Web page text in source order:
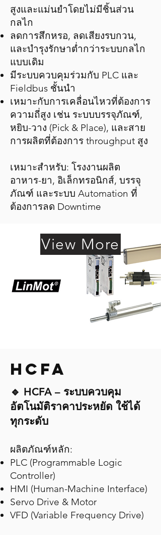
สูงและแม่นยำโดยไม่มีชิ้นส่วน
กลไก
ลดการสึกหรอ, ลดเสียงรบกวน,
และบำรุงรักษาต่ำกว่าระบบกลไก
แบบเดิม
มีระบบควบคุมร่วมกับ PLC และ
Fieldbus ชั้นนำ
เหมาะกับการเคลื่อนไหวที่ต้องการ
ความถี่สูง เช่น ระบบบรรจุภัณฑ์,
หยิบ-วาง (Pick & Place), และสาย
การผลิตที่ต้องการ throughput สูง
เหมาะสำหรับ: โรงงานผลิต
อาหาร-ยา, อิเล็กทรอนิกส์, บรรจุ
ภัณฑ์ และระบบ Automation ที่
ต้องการลด Downtime
View More
HCFA
🔹 HCFA – ระบบควบคุม
อัตโนมัติราคาประหยัด ใช้ได้
ทุกระดับ
ผลิตภัณฑ์หลัก:
PLC (Programmable Logic
Controller)
HMI (Human-Machine Interface)
Servo Drive & Motor
VFD (Variable Frequency Drive)